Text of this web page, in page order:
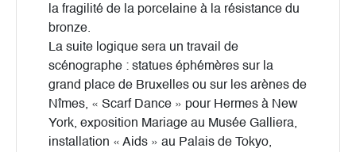
la fragilité de la porcelaine à la résistance du
bronze.
La suite logique sera un travail de
scénographe : statues éphémères sur la
grand place de Bruxelles ou sur les arènes de
Nîmes, « Scarf Dance » pour Hermes à New
York, exposition Mariage au Musée Galliera,
installation « Aids » au Palais de Tokyo,